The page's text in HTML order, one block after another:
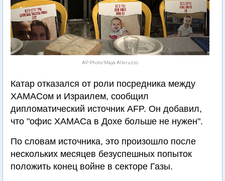
AP Photo/Maya Alleruzzo
Катар отказался от роли посредника между
ХАМАСом и Израилем, сообщил
дипломатический источник AFP. Он добавил,
что "офис ХАМАСа в Дохе больше не нужен".
По словам источника, это произошло после
нескольких месяцев безуспешных попыток
положить конец войне в секторе Газы.